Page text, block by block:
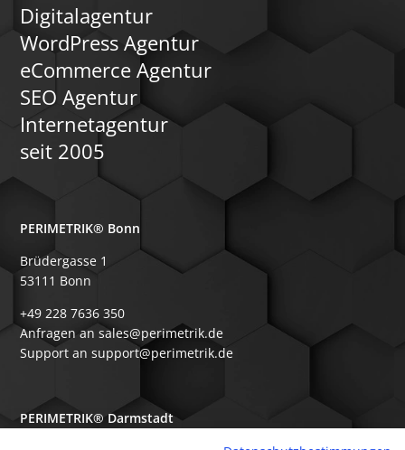
Digitalagentur
WordPress Agentur
eCommerce Agentur
SEO Agentur
Internetagentur
seit 2005
PERIMETRIK® Bonn
Brüdergasse 1
53111 Bonn
+49 228 7636 350
Anfragen an sales@perimetrik.de
Support an support@perimetrik.de
PERIMETRIK® Darmstadt